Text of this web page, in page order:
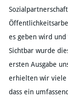
es geben wird
Sichtbar wurde
ersten Ausgabe
erhielten wir viele
dass ein